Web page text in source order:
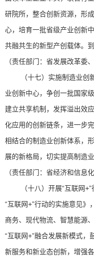
研院所，整合创新资源，形
心，培育一批省级产业创新
共融共生的新型产创载体。
（责任部门：省发展改革委
（十七）实施制造业
业创新中心，争创一批国家
建立共享机制，发挥溢出效
化应用的创新链条，进一步
相结合的制造业创新体系，
展的新格局，切实提高制造
（责任部门：省经济和信息
（十八）开展“互联网
“互联网+”行动的实施意见
商务、现代物流、智慧能源
“互联网+”融合发展新模式，
新服务和新业态创新，增强